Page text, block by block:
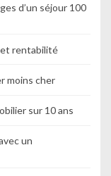
d’un séjour 100
rentabilité
moins cher
sur 10 ans
un